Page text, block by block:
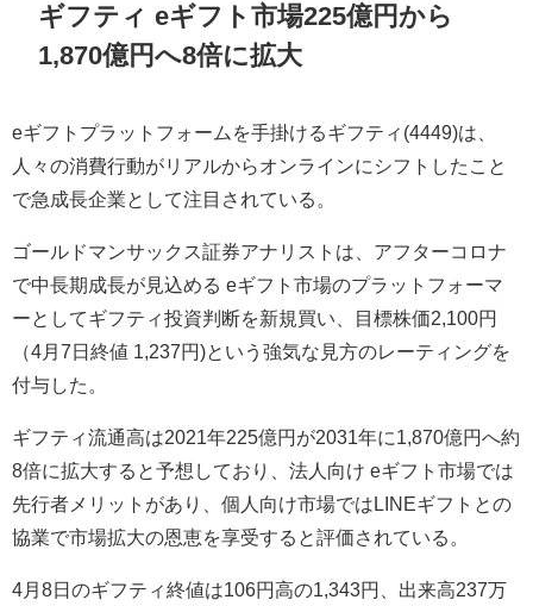
ギフティ eギフト市場225億円から
1,870億円へ8倍に拡大
eギフトプラットフォームを手掛けるギフティ(4449)は、
人々の消費行動がリアルからオンラインにシフトしたこと
で急成長企業として注目されている。
ゴールドマンサックス証券アナリストは、アフターコロナ
で中長期成長が見込める eギフト市場のプラットフォーマ
ーとしてギフティ投資判断を新規買い、目標株価2,100円
（4月7日終値 1,237円)という強気な見方のレーティングを
付与した。
ギフティ流通高は2021年225億円が2031年に1,870億円へ約
8倍に拡大すると予想しており、法人向け eギフト市場では
先行者メリットがあり、個人向け市場ではLINEギフトとの
協業で市場拡大の恩恵を享受すると評価されている。
4月8日のギフティ終値は106円高の1,343円、出来高237万